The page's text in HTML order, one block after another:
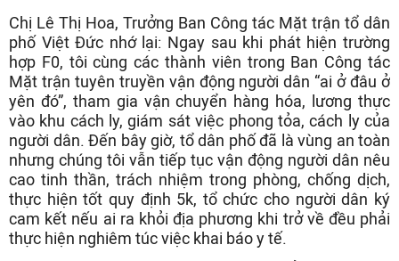
Chị Lê Thị Hoa, Trưởng Ban Công tác Mặt trận tổ dân
phố Việt Đức nhớ lại: Ngay sau khi phát hiện trường
hợp F0, tôi cùng các thành viên trong Ban Công tác
Mặt trận tuyên truyền vận động người dân “ai ở đâu ở
yên đó”, tham gia vận chuyển hàng hóa, lương thực
vào khu cách ly, giám sát việc phong tỏa, cách ly của
người dân. Đến bây giờ, tổ dân phố đã là vùng an toàn
nhưng chúng tôi vẫn tiếp tục vận động người dân nêu
cao tinh thần, trách nhiệm trong phòng, chống dịch,
thực hiện tốt quy định 5k, tổ chức cho người dân ký
cam kết nếu ai ra khỏi địa phương khi trở về đều phải
thực hiện nghiêm túc việc khai báo y tế.